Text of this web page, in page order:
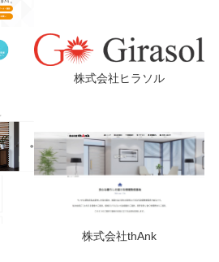
株式会社ヒラソル
株式会社thAnk